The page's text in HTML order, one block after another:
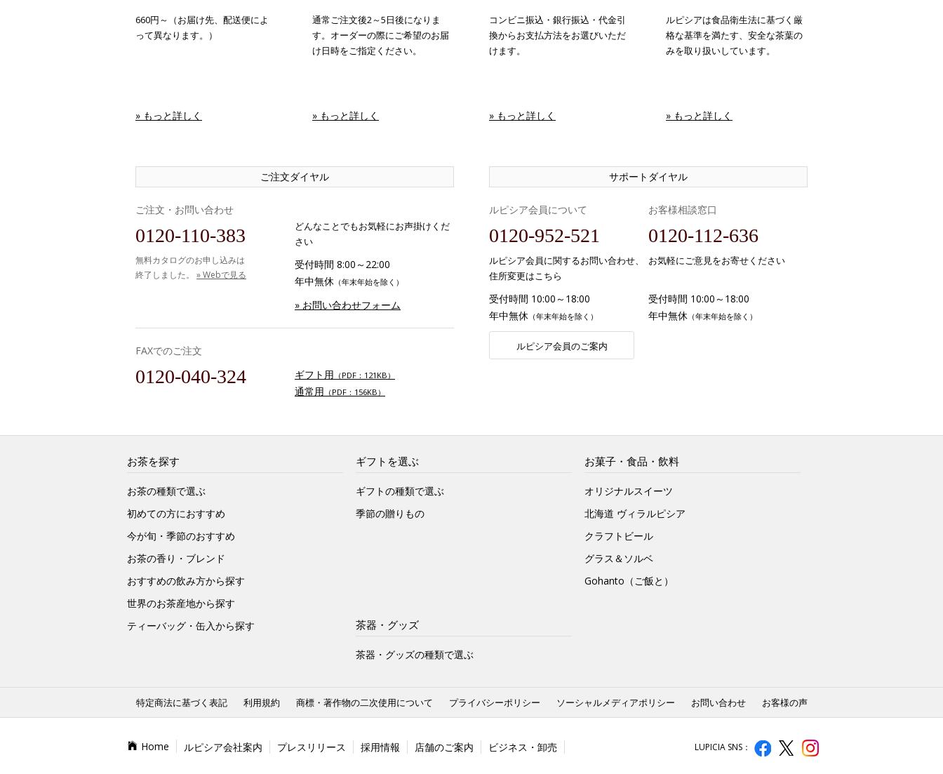
660円～（お届け先、配送便によ
って異なります。）
» もっと詳しく
通常ご注文後2～5日後になりま
す。オーダーの際にご希望のお届
け日時をご指定ください。
» もっと詳しく
コンビニ振込・銀行振込・代金引
換からお支払方法をお選びいただ
けます。
» もっと詳しく
ルピシアは食品衛生法に基づく厳
格な基準を満たす、安全な茶葉の
みを取り扱いしています。
» もっと詳しく
ご注文ダイヤル
ご注文・お問い合わせ
0120-110-383
無料カタログのお申し込みは
終了しました。 » Webで見る
どんなことでもお気軽にお声掛けくだ
さい
受付時間 8:00～22:00
年中無休 （年末年始を除く）
» お問い合わせフォーム
FAXでのご注文
0120-040-324 ギフト用 （PDF：121KB）
通常用 （PDF：156KB）
サポートダイヤル
ルピシア会員について
0120-952-521
ルピシア会員に関するお問い合わせ、
住所変更はこちら
受付時間 10:00～18:00
年中無休 （年末年始を除く）
ルピシア会員のご案内
お客様相談窓口
0120-112-636
お気軽にご意見をお寄せください
受付時間 10:00～18:00
年中無休 （年末年始を除く）
お茶を探す
お茶の種類で選ぶ
初めての方におすすめ
今が旬・季節のおすすめ
お茶の香り・ブレンド
おすすめの飲み方から探す
世界のお茶産地から探す
ティーバッグ・缶入から探す
ギフトを選ぶ
ギフトの種類で選ぶ
季節の贈りもの
お菓子・食品・飲料
オリジナルスイーツ
北海道 ヴィラルピシア
クラフトビール
グラス＆ソルベ
Gohanto（ご飯と）
茶器・グッズ
茶器・グッズの種類で選ぶ
特定商法に基づく表記 利用規約 商標・著作物の二次使用について プライバシーポリシー ソーシャルメディアポリシー お問い合わせ お客様の声
Home ルピシア会社案内 プレスリリース 採用情報 店舗のご案内 ビジネス・卸売 LUPICIA SNS：